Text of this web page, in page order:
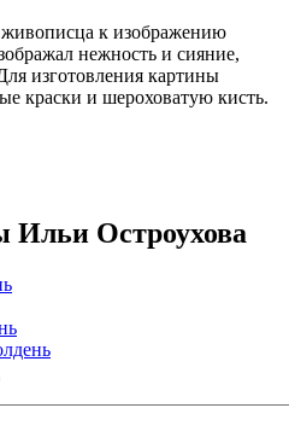
к изображению
нежность и сияние,
изготовления картины
краски и шероховатую кисть.
Ильи Остроухова